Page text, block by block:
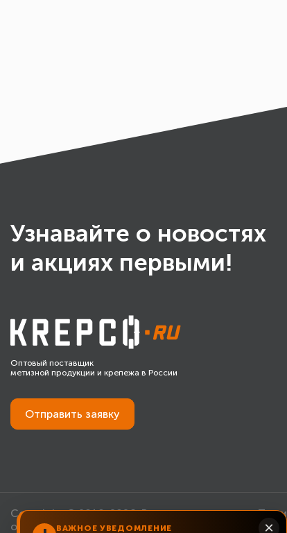
Узнавайте о новостях
и акциях первыми!
Оптовый поставщик
метизной продукции и крепежа в России
Отправить заявку
Copyright © 2010-2026. Все права защищены. При
обязательна.ВАЖНОЕ УВЕДОМЛЕНИЕ ×